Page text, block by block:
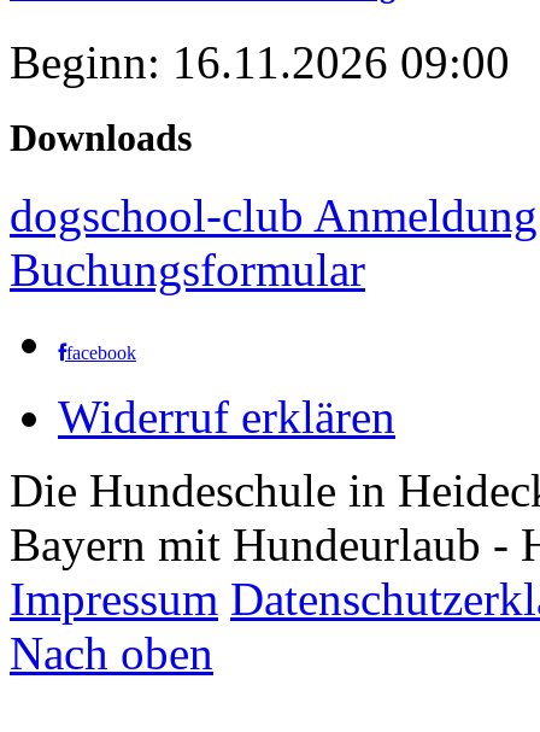
Beginn: 16.11.2026 09:00
Downloads
dogschool-club Anmeldung
Buchungsformular
facebook
Widerruf erklären
Die Hundeschule in
Bayern mit Hundeurlaub -
Impressum
Nach oben